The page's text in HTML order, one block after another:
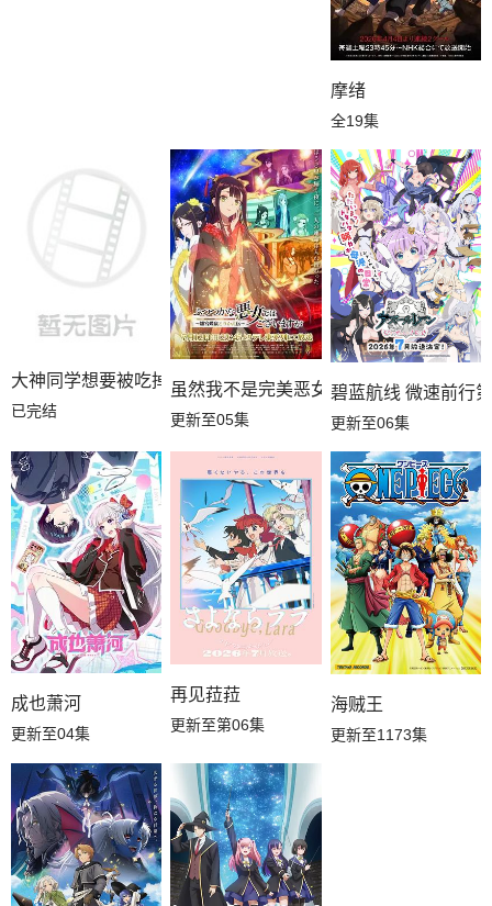
摩绪
全19集
大神同学想要被吃掉BD版
已完结
虽然我不是完美恶女～雏宫蝶鼠替换传～
更新至05集
碧蓝航线 微速前行
更新至06集
成也萧河
更新至04集
再见菈菈
更新至第06集
海贼王
更新至1173集